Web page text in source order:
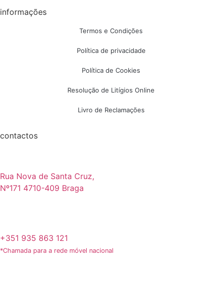
informações
Termos e Condições
Política de privacidade
Política de Cookies
Resolução de Litígios Online
Livro de Reclamações
contactos
Rua Nova de Santa Cruz,
Nº171 4710-409 Braga
+351 935 863 121
*Chamada para a rede móvel nacional